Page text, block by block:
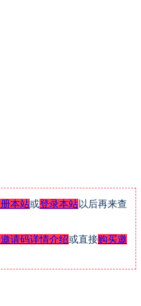
本站或登录本站以后再来查
请码详情介绍或直接购买邀